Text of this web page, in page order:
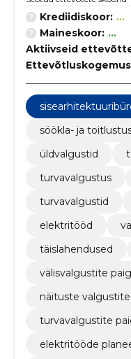
Krediidiskoor: ...
Maineskoor: ...
Aktiivseid
söökla- ja
üldvalgustid
turvavalgustus
turvavalgustid
elektritööd
täislahendused
välisvalgustite
näituste
turvavalgustite
elektritööde